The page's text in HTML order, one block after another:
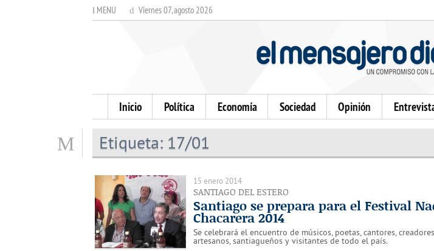
MENU Viernes 07, agosto 2026
Inicio Política Economía Sociedad Opinión
Etiqueta: 17/01
15 enero 2014
SANTIAGO DEL ESTERO
Santiago se prepara para el Festival
Chacarera 2014
Se celebrará el encuentro de músicos, poetas, cantores,
artesanos, santiagueños y visitantes de todo el país.